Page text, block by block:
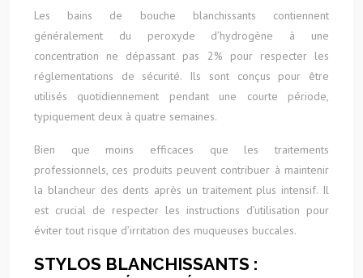
Les bains de bouche blanchissants contiennent
généralement du peroxyde d’hydrogène à une
concentration ne dépassant pas 2% pour respecter les
réglementations de sécurité. Ils sont conçus pour être
utilisés quotidiennement pendant une courte période,
typiquement deux à quatre semaines.
Bien que moins efficaces que les traitements
professionnels, ces produits peuvent contribuer à maintenir
la blancheur des dents après un traitement plus intensif. Il
est crucial de respecter les instructions d’utilisation pour
éviter tout risque d’irritation des muqueuses buccales.
STYLOS BLANCHISSANTS :